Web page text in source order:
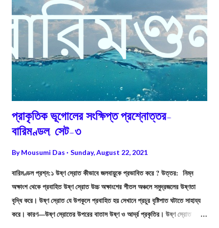
প্রাকৃতিক ভূগোলের সংক্ষিপ্ত প্রশ্নোত্তর-
বারিমণ্ডল, সেট-৩
ByMousumi Das Sunday, August 22, 2021
বারিমণ্ডল প্রশ্ন:১ উষ্ণ স্রোত কীভাবে জলবায়ুকে প্রভাবিত করে ? উত্তর: নিম্ন
অক্ষাংশ থেকে প্রবাহিত উষ্ণ স্রোত উচ্চ অক্ষাংশের শীতল অঞ্চলে সমুদ্রজলের উষ্ণতা
বৃদ্ধি করে। উষ্ণ স্রোত যে উপকূলে প্রবাহিত হয় সেখানে প্রচুর বৃষ্টিপাত ঘটাতে সাহায্য
করে। কারণ—উষ্ণ স্রোতের উপরের বাতাস উষ্ণ ও আর্দ্র প্রকৃতির। উষ্ণ স্রোত